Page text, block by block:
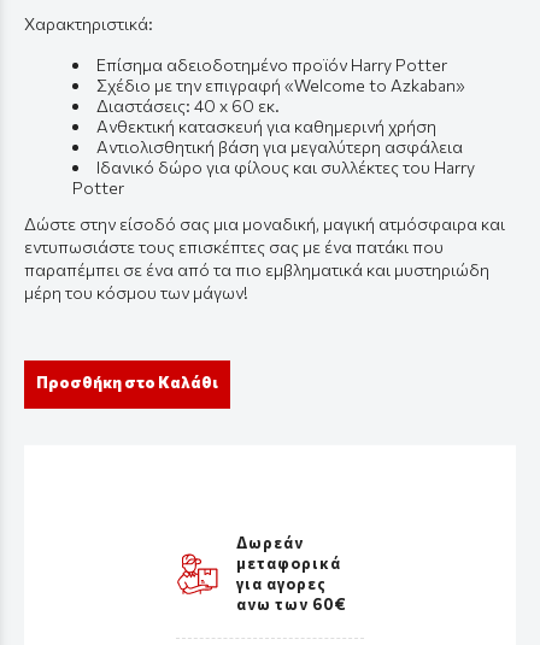
Χαρακτηριστικά:
Επίσημα αδειοδοτημένο προϊόν Harry Potter
Σχέδιο με την επιγραφή «Welcome to Azkaban»
Διαστάσεις: 40 x 60 εκ.
Ανθεκτική κατασκευή για καθημερινή χρήση
Αντιολισθητική βάση για μεγαλύτερη ασφάλεια
Ιδανικό δώρο για φίλους και συλλέκτες του Harry
Potter
Δώστε στην είσοδό σας μια μοναδική, μαγική ατμόσφαιρα και
εντυπωσιάστε τους επισκέπτες σας με ένα πατάκι που
παραπέμπει σε ένα από τα πιο εμβληματικά και μυστηριώδη
μέρη του κόσμου των μάγων!
Προσθήκη στο Καλάθι
Δωρεάν
μεταφορικά
για αγορες
ανω των 60€